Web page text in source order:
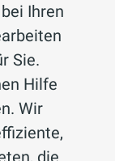
Ihren
Sie.
Hilfe
Wir
die